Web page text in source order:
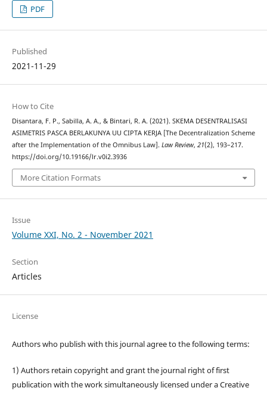
PDF
Published
2021-11-29
How to Cite
Disantara, F. P., Sabilla, A. A., & Bintari, R. A. (2021). SKEMA DESENTRALISASI
ASIMETRIS PASCA BERLAKUNYA UU CIPTA KERJA [The Decentralization Scheme
after the Implementation of the Omnibus Law]. Law Review, 21(2), 193–217.
https://doi.org/10.19166/lr.v0i2.3936
More Citation Formats
Issue
Volume XXI, No. 2 - November 2021
Section
Articles
License
Authors who publish with this journal agree to the following terms:
1) Authors retain copyright and grant the journal right of first
publication with the work simultaneously licensed under a Creative